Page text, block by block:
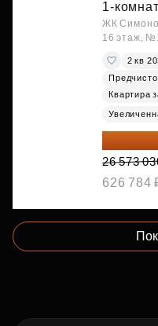
1-
ЖК
16 этаж,
2 кв
Квартира
25 510
26 573
626 784